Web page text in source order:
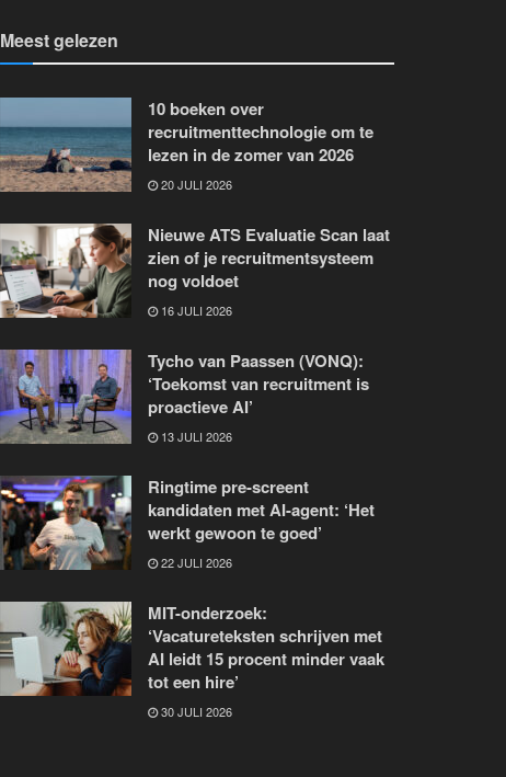
Meest gelezen
10 boeken over
recruitmenttechnologie om te
lezen in de zomer van 2026
20 JULI 2026
Nieuwe ATS Evaluatie Scan laat
zien of je recruitmentsysteem
nog voldoet
16 JULI 2026
Tycho van Paassen (VONQ):
‘Toekomst van recruitment is
proactieve AI’
13 JULI 2026
Ringtime pre-screent
kandidaten met AI-agent: ‘Het
werkt gewoon te goed’
22 JULI 2026
MIT-onderzoek:
‘Vacatureteksten schrijven met
AI leidt 15 procent minder vaak
tot een hire’
30 JULI 2026